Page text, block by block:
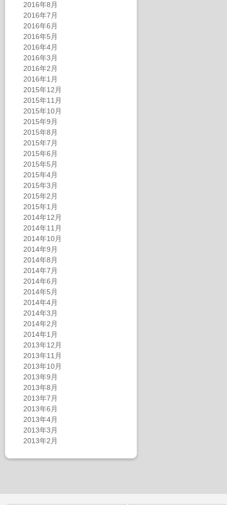
2016年8月
2016年7月
2016年6月
2016年5月
2016年4月
2016年3月
2016年2月
2016年1月
2015年12月
2015年11月
2015年10月
2015年9月
2015年8月
2015年7月
2015年6月
2015年5月
2015年4月
2015年3月
2015年2月
2015年1月
2014年12月
2014年11月
2014年10月
2014年9月
2014年8月
2014年7月
2014年6月
2014年5月
2014年4月
2014年3月
2014年2月
2014年1月
2013年12月
2013年11月
2013年10月
2013年9月
2013年8月
2013年7月
2013年6月
2013年4月
2013年3月
2013年2月